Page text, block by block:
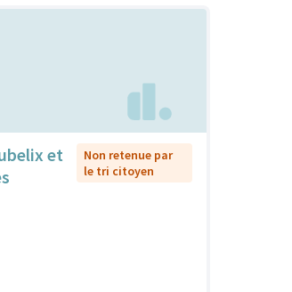
et
Non retenue par
le tri citoyen